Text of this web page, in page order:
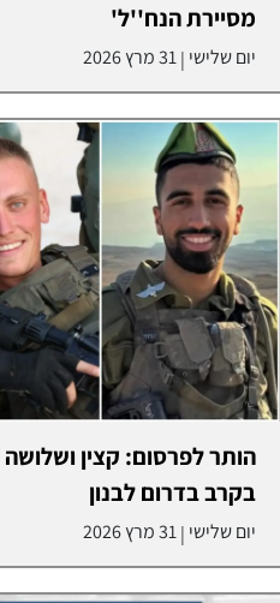
מסיירת הנח''ל'
יום שלישי |31 מרץ 2026
הותר לפרסום: קצין
בקרב בדרום לבנון
יום שלישי |31 מרץ 2026